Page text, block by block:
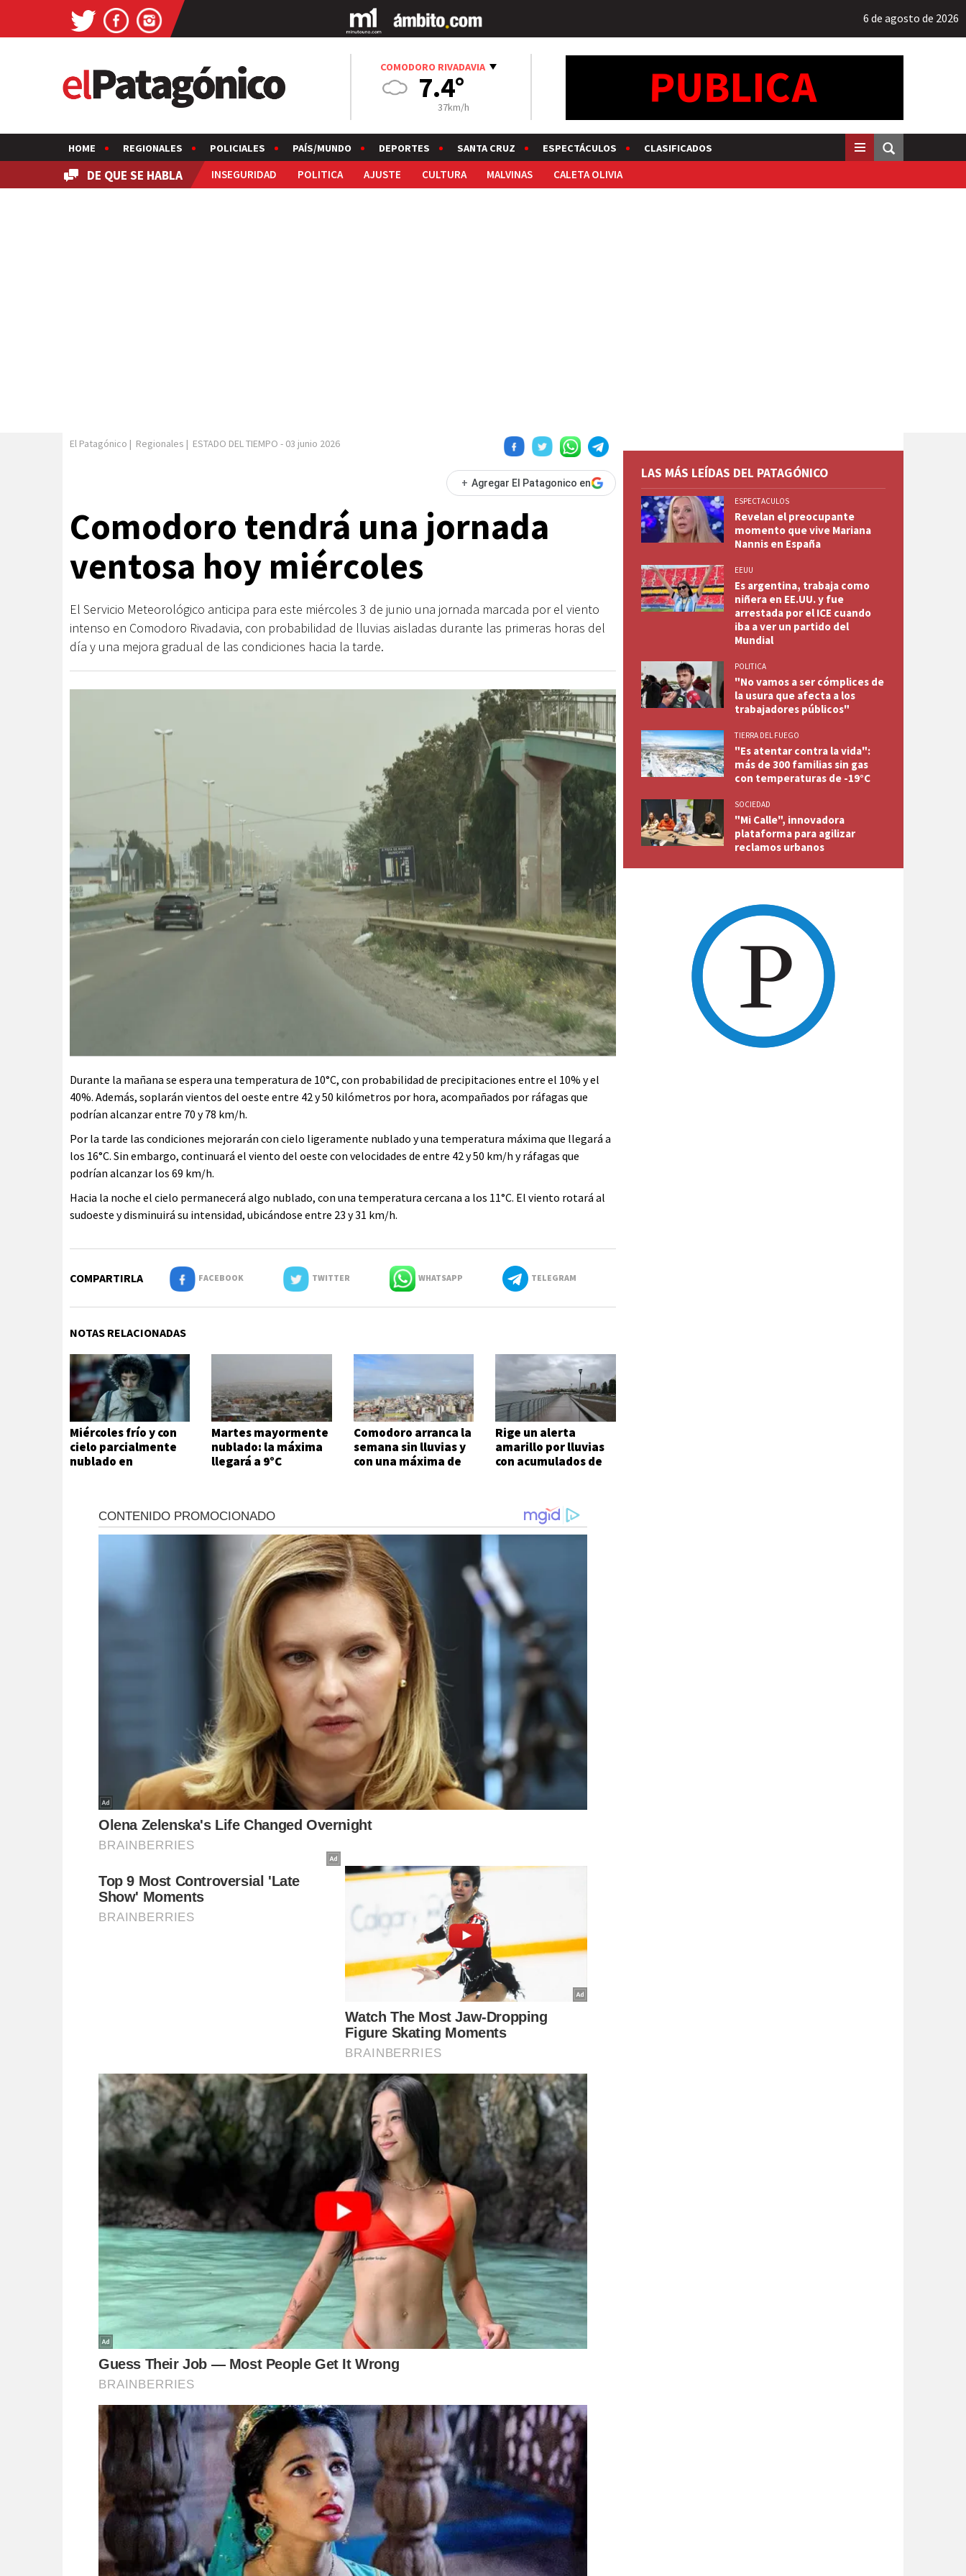
6 de agosto de 2026
COMODORO RIVADAVIA
7.4°
37km/h
HOME REGIONALES POLICIALES PAÍS/MUNDO DEPORTES SANTA CRUZ ESPECTÁCULOS CLASIFICADOS
DE QUE SE HABLA INSEGURIDAD POLITICA AJUSTE CULTURA MALVINAS CALETA OLIVIA
El Patagónico | Regionales | ESTADO DEL TIEMPO - 03 junio 2026
+ Agregar El Patagonico en
Comodoro tendrá una jornada
ventosa hoy miércoles
El Servicio Meteorológico anticipa para este miércoles 3 de junio una jornada marcada por el viento
intenso en Comodoro Rivadavia, con probabilidad de lluvias aisladas durante las primeras horas del
día y una mejora gradual de las condiciones hacia la tarde.
Durante la mañana se espera una temperatura de 10°C, con probabilidad de precipitaciones entre el 10% y el
40%. Además, soplarán vientos del oeste entre 42 y 50 kilómetros por hora, acompañados por ráfagas que
podrían alcanzar entre 70 y 78 km/h.
Por la tarde las condiciones mejorarán con cielo ligeramente nublado y una temperatura máxima que llegará a
los 16°C. Sin embargo, continuará el viento del oeste con velocidades de entre 42 y 50 km/h y ráfagas que
podrían alcanzar los 69 km/h.
Hacia la noche el cielo permanecerá algo nublado, con una temperatura cercana a los 11°C. El viento rotará al
sudoeste y disminuirá su intensidad, ubicándose entre 23 y 31 km/h.
COMPARTIRLA FACEBOOK TWITTER WHATSAPP TELEGRAM
NOTAS RELACIONADAS
Miércoles frío y con
cielo parcialmente
nublado en
Martes mayormente
nublado: la máxima
llegará a 9°C
Comodoro arranca la
semana sin lluvias y
con una máxima de
Rige un alerta
amarillo por lluvias
con acumulados de
LAS MÁS LEÍDAS DEL PATAGÓNICO
ESPECTACULOS
Revelan el preocupante
momento que vive Mariana
Nannis en España
EEUU
Es argentina, trabaja como
niñera en EE.UU. y fue
arrestada por el ICE cuando
iba a ver un partido del
Mundial
POLITICA
"No vamos a ser cómplices de
la usura que afecta a los
trabajadores públicos"
TIERRA DEL FUEGO
"Es atentar contra la vida":
más de 300 familias sin gas
con temperaturas de -19°C
SOCIEDAD
"Mi Calle", innovadora
plataforma para agilizar
reclamos urbanos